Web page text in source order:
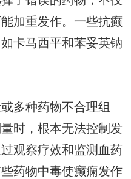
加重发作。一些抗癫
卡马西平和苯妥英钠
多种药物不合理组
时，根本无法控制发
观察疗效和监测血药
药物中毒使癫痫发作